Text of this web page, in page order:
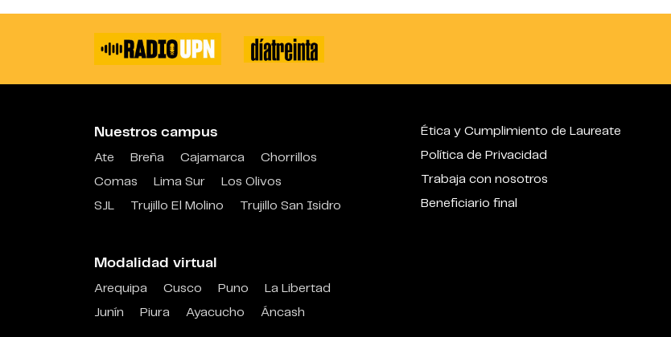
Nuestros campus
Ate Breña Cajamarca
Chorrillos
Comas
Lima Sur
Los Olivos
SJL
Trujillo El Molino Trujillo San Isidro
Modalidad virtual
Arequipa Cusco Puno
La Libertad
Junín
Piura Ayacucho Áncash
Ética y Cumplimiento de Laureate
Política de Privacidad
Trabaja con nosotros
Beneficiario final